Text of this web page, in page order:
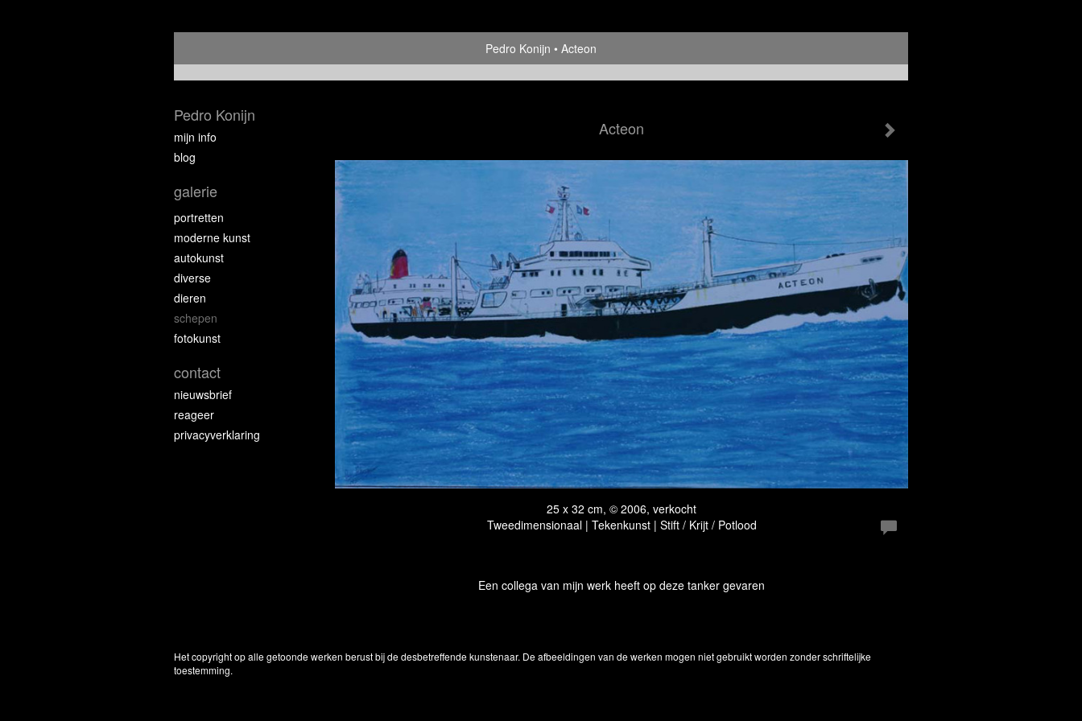
Pedro Konijn Acteon
Acteon
25 x 32 cm, © 2006, verkocht
Tweedimensionaal | Tekenkunst | Stift / Krijt / Potlood
Een collega van mijn werk heeft op deze tanker gevaren
Pedro Konijn
mijn info
blog
galerie
portretten
moderne kunst
autokunst
diverse
dieren
schepen
fotokunst
contact
nieuwsbrief
reageer
privacyverklaring
Het copyright op alle getoonde werken berust bij de desbetreffende kunstenaar. De afbeeldingen van de werken mogen niet gebruikt worden zonder schriftelijke
toestemming.